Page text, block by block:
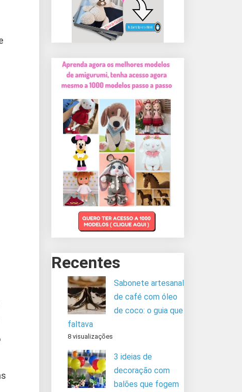
Recentes
Sabonete artesanal
de café com óleo
de coco: o guia que
faltava
8 visualizações
3 ideias de
decoração com
balões que fogem